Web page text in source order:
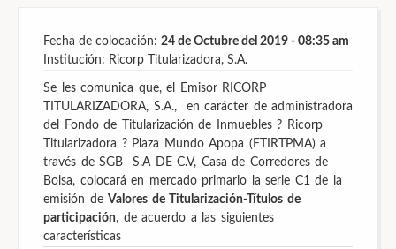
Fecha de colocación: 24 de Octubre del 2019 - 08:35 am
Institución: Ricorp Titularizadora, S.A.
Se les comunica que, el Emisor RICORP
TITULARIZADORA, S.A., en carácter de administradora
del Fondo de Titularización de Inmuebles ? Ricorp
Titularizadora ? Plaza Mundo Apopa (FTIRTPMA) a
través de SGB S.A DE C.V, Casa de Corredores de
Bolsa, colocará en mercado primario la serie C1 de la
emisión de Valores de Titularización-Títulos de
participación, de acuerdo a las siguientes
características